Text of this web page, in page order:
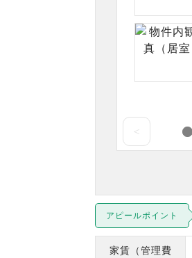
＜
アピールポイント
家賃（管理費